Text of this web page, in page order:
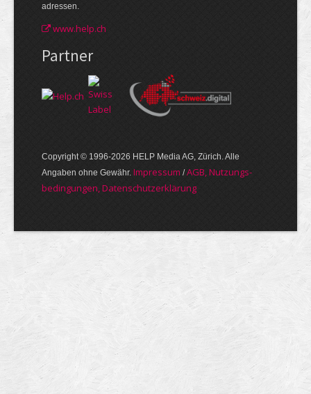
adressen.
www.help.ch
Partner
Copyright © 1996-2026 HELP Media AG, Zürich. Alle
Angaben ohne Gewähr. Im­pres­sum /AGB, Nut­zungs­
bedin­gungen, Daten­schutz­er­klärung